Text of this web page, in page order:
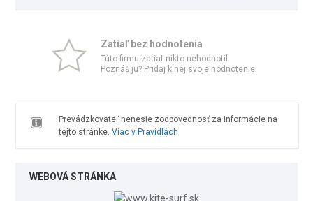
Zatiaľ bez hodnotenia
Túto firmu zatiaľ nikto nehodnotil.
Poznáš ju? Pridaj k nej svoje hodnotenie.
Prevádzkovateľ nenesie zodpovednosť za informácie na
tejto stránke. Viac v Pravidlách
WEBOVÁ STRÁNKA